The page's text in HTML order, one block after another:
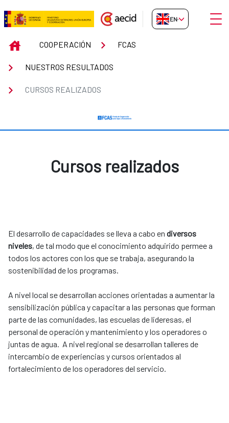
Skip to Main Content
Cursos realizados
EN-GB
INICIOCOOPERACIÓN FCAS
NUESTROS RESULTADOS
CURSOS REALIZADOS
Cursos realizados
El desarrollo de capacidades se lleva a cabo en diversos
niveles, de tal modo que el conocimiento adquirido permee a
todos los actores con los que se trabaja, asegurando la
sostenibilidad de los programas.
A nivel local se desarrollan acciones orientadas a aumentar la
sensibilización pública y capacitar a las personas que forman
parte de las comunidades, las escuelas de lideresas, el
personal de operación y mantenimiento y los operadores o
juntas de agua. A nivel regional se desarrollan talleres de
intercambio de experiencias y cursos orientados al
fortalecimiento de los operadores del servicio.